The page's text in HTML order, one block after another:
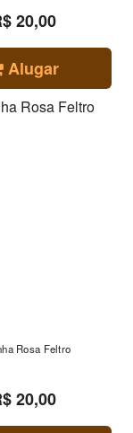
20,00
Alugar
Rosa Feltro
20,00